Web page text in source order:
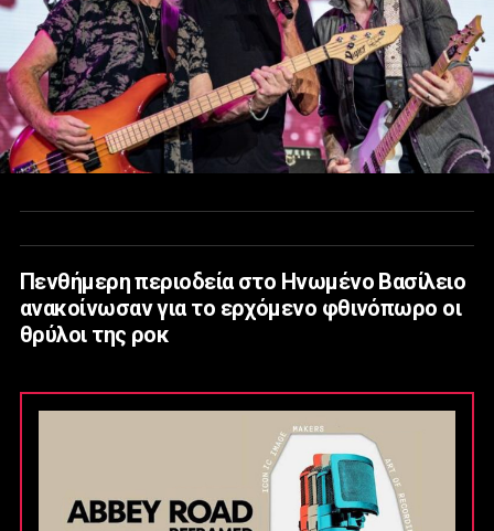
Πενθήμερη περιοδεία στο Ηνωμένο Βασίλειο
ανακοίνωσαν για το ερχόμενο φθινόπωρο οι
θρύλοι της ροκ